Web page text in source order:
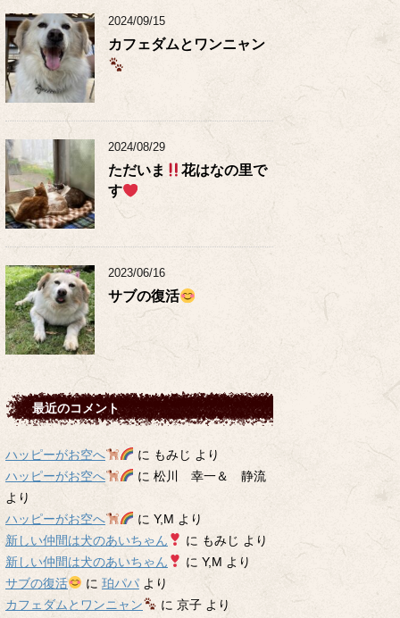
2024/09/15
カフェダムとワンニャン
2024/08/29
ただいま
花はなの里で
す
2023/06/16
サブの復活
最近のコメント
ハッピーがお空へ に もみじ より
ハッピーがお空へ
に 松川 幸一＆ 静流
より
ハッピーがお空へ
に Y,M より
新しい仲間は犬のあいちゃん
に もみじ より
新しい仲間は犬のあいちゃん
に Y,M より
サブの復活
に 珀パパより
カフェダムとワンニャン
に 京子より